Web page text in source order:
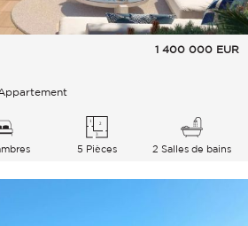
1 400 000 EUR
5 Pièces 2 Salles de bains